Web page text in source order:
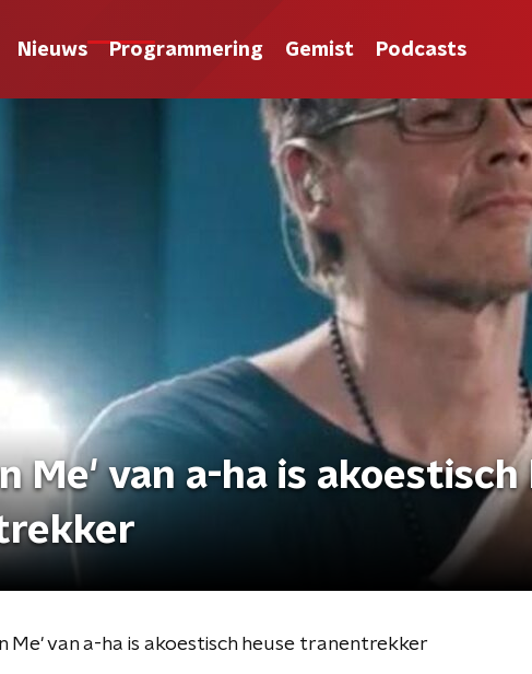
Nieuws Programmering Gemist Podcasts
Me' van a-ha is akoestisch
Me' van a-ha is akoestisch heuse tranentrekker